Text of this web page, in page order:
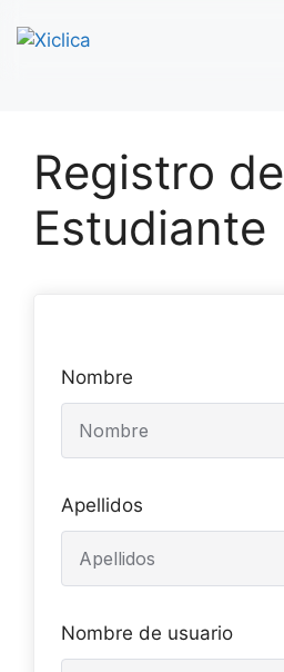
contenidoRegistro de
Estudiante
Nombre
Apellidos
Nombre de usuario